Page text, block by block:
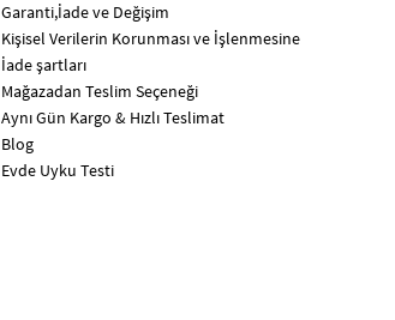
Garanti,İade ve Değişim
Kişisel Verilerin Korunması ve İşlenmesine
İade şartları
Mağazadan Teslim Seçeneği
Aynı Gün Kargo & Hızlı Teslimat
Blog
Evde Uyku Testi